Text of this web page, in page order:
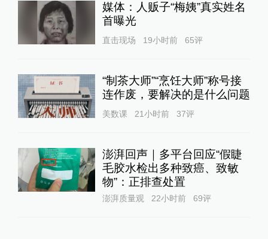
媒体：人贩子“梅姨”真实姓名
首曝光
直击现场 19小时前 65评
“制茶大师”“烹饪大师”称号接
连作废，要解决的是什么问题
美数课 21小时前 37评
澎湃回声｜多平台回应“假睫
毛胶水检出多种致癌、致敏
物”：正排查处置
澎湃质量观 22小时前 69评